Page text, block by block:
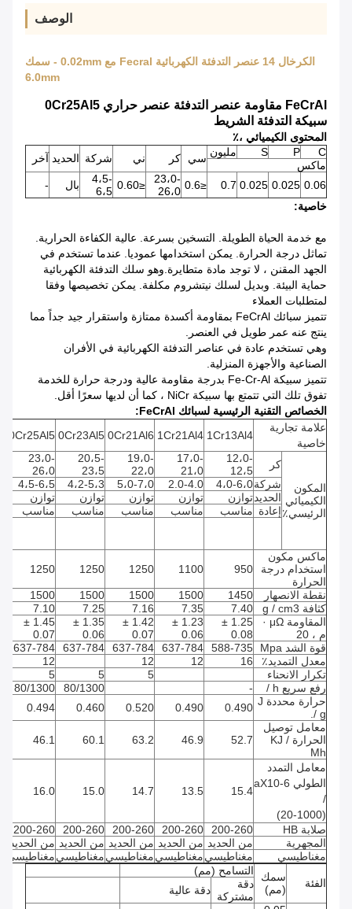
الوصف
الكرخال 14 عنصر التدفئة الكهربائية Fecral مع 0.02mm - سمك
6.0mm
FeCrAl مقاومة عنصر التدفئة عنصر حراري 0Cr25Al5
سبيكة التدفئة الشريط
المحتوى الكيميائي ،٪
C
P
S مليون سي كر ني شركة الحديد آخر
ماكس
0.06
0.025
0.025
0.7
≤0.6
23،0-
26،0
≤0.60
4،5-
6،5
بال
-
خاصية:
مع خدمة الحياة الطويلة. التسخين بسرعة. عالية الكفاءة الحرارية.
تماثل درجة الحرارة. يمكن استخدامها عموديا. عندما تستخدم في
الجهد المقنن ، لا توجد مادة متطايرة.وهو سلك التدفئة الكهربائية
حماية البيئة. وبديل لسلك نيتشروم مكلفة. يمكن تخصيصها وفقا
لمتطلبات العملاء
تتميز سبائك FeCrAl بمقاومة أكسدة ممتازة واستقرار جيد جداً مما
ينتج عنه عمر طويل في العنصر.
وهي تستخدم عادة في عناصر التدفئة الكهربائية في الأفران
الصناعية والأجهزة المنزلية.
تتميز سبيكة Fe-Cr-Al بدرجة مقاومة عالية ودرجة حرارة للخدمة
تفوق تلك التي تتمتع بها سبيكة NiCr ، كما أن لديها سعرًا أقل.
الخصائص التقنية الرئيسية لسبائك FeCrAl:
علامة تجارية
خاصية
1Cr13Al4
1Cr21Al4
0Cr21Al6
0Cr23Al5
0Cr25Al5
المكون
الكيميائي
الرئيسي٪
كر
12،0-
12،5
17،0-
21،0
19،0-
22،0
20،5-
23،5
23،0-
26،0
شركة4،0-6،0 2.0-4.0 5،0-7،0 4،2-5،3 4،5-6،5
الحديدتوازن توازن توازن توازن توازن
إعادة مناسب مناسب مناسب مناسب مناسب
ماكس مكون
استخدام درجة
الحرارة
950
1100
1250
1250
1250
نقطة الانصهار 1450
1500
1500
1500
1500
كثافة g / cm3
7.40
7.35
7.16
7.25
7.10
المقاومة μΩ ·
م ، 20
1.25 ±
0.08
1.23 ±
0.06
1.42 ±
0.07
1.35 ±
0.06
1.45 ±
0.07
قوة الشد Mpa
588-735
637-784
637-784
637-784
637-784
معدل التمديد٪
16
12
12
12
تكرار الانحناء
5
5
5
رفع سريع h /
-
80/1300
80/1300
حرارة محددة J
/ g.
0.490
0.490
0.520
0.460
0.494
معامل توصيل
الحرارة KJ /
Mh
52.7
46.9
63.2
60.1
46.1
معامل التمدد
الطولي aX10-6
/
(20-1000)
15.4
13.5
14.7
15.0
16.0
صلابة HB 200-260
200-260
200-260
200-260
200-260
المجهرية
من الحديد من الحديد من الحديد من الحديد من الحديد
مغناطيسي
مغناطيسيمغناطيسيمغناطيسيمغناطيسيمغناطيسي
الفئة
سمك
(مم)
التسامح (مم)
دقة
مشتركة دقة عالية